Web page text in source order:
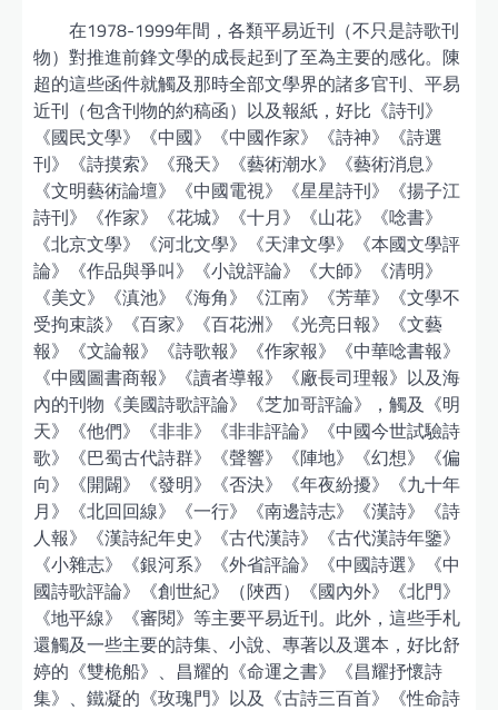
在1978-1999年間，各類平易近刊（不只是詩歌刊
物）對推進前鋒文學的成長起到了至為主要的感化。陳
超的這些函件就觸及那時全部文學界的諸多官刊、平易
近刊（包含刊物的約稿函）以及報紙，好比《詩刊》
《國民文學》《中國》《中國作家》《詩神》《詩選
刊》《詩摸索》《飛天》《藝術潮水》《藝術消息》
《文明藝術論壇》《中國電視》《星星詩刊》《揚子江
詩刊》《作家》《花城》《十月》《山花》《唸書》
《北京文學》《河北文學》《天津文學》《本國文學評
論》《作品與爭叫》《小說評論》《大師》《清明》
《美文》《滇池》《海角》《江南》《芳華》《文學不
受拘束談》《百家》《百花洲》《光亮日報》《文藝
報》《文論報》《詩歌報》《作家報》《中華唸書報》
《中國圖書商報》《讀者導報》《廠長司理報》以及海
內的刊物《美國詩歌評論》《芝加哥評論》，觸及《明
天》《他們》《非非》《非非評論》《中國今世試驗詩
歌》《巴蜀古代詩群》《聲響》《陣地》《幻想》《偏
向》《開闢》《發明》《否決》《年夜紛擾》《九十年
月》《北回回線》《一行》《南邊詩志》《漢詩》《詩
人報》《漢詩紀年史》《古代漢詩》《古代漢詩年鑒》
《小雜志》《銀河系》《外省評論》《中國詩選》《中
國詩歌評論》《創世紀》（陜西）《國內外》《北門》
《地平線》《審閱》等主要平易近刊。此外，這些手札
還觸及一些主要的詩集、小說、專著以及選本，好比舒
婷的《雙桅船》、昌耀的《命運之書》《昌耀抒懷詩
集》、鐵凝的《玫瑰門》以及《古詩三百首》《性命詩